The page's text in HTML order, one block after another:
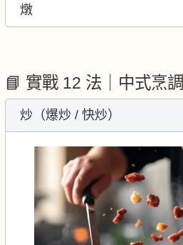
燉
📘 實戰 12 法｜中式烹調
炒（爆炒 / 快炒）